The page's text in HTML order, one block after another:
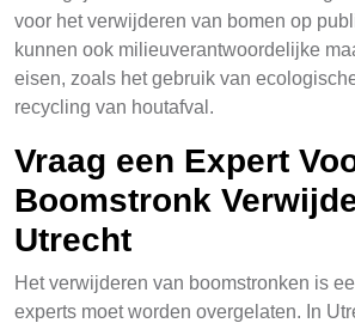
voor het verwijderen van bomen op
kunnen ook milieuverantwoordelijke
eisen, zoals het gebruik van
recycling van houtafval.
Vraag een Expert
Boomstronk
Utrecht
Het verwijderen van boomstronken is
experts moet worden overgelaten. In